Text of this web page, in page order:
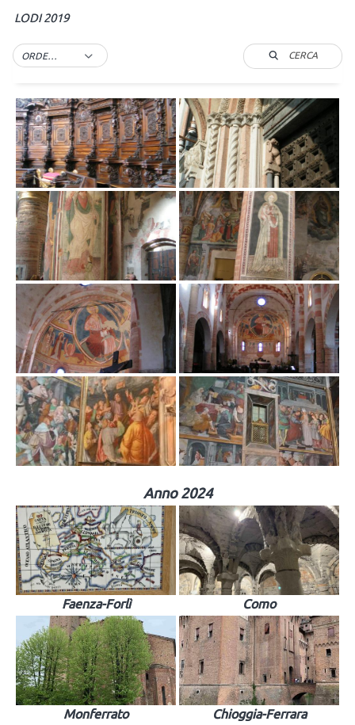
LODI 2019
ORDER BY DEFAULT CERCA
Anno 2024
Faenza-Forlì Como
Monferrato Chioggia-Ferrara